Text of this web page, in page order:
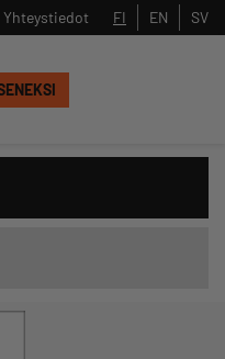
Yhteystiedot FI EN SV
Sulje